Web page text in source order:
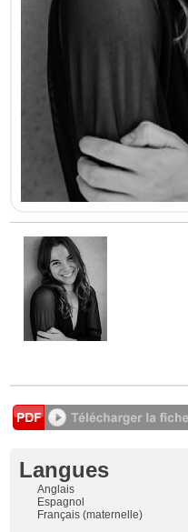
Langues
Anglais
Espagnol
Français (maternelle)